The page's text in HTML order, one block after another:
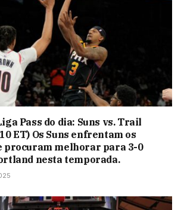
Pass do dia: Suns vs. Trail
ET) Os Suns enfrentam os
procuram melhorar para 3-0
nesta temporada.